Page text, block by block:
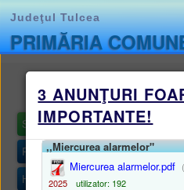
Judeţul Tulcea
PRIMĂRIA
Monitorul oficial local
STATUTUL UNITĂȚII
REGULAMENTELE PRIVIND
HOTĂRÂRILE AUTORITĂȚII
3 ANUNŢURI
IMPORTANTE!
,,Miercurea alarmelor"
Miercurea alarmelor.pdf
2025
utilizator: 192